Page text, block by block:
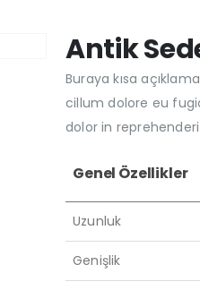
Antik
Buraya kısa
cillum dolore eu
dolor in
Genel Özellikler
Uzunluk
Genişlik